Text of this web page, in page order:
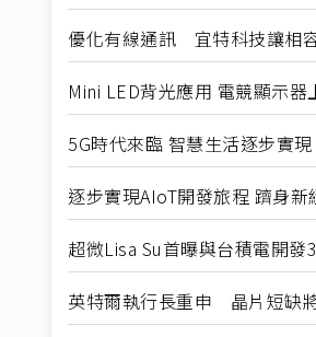
優化有線通訊 宜特科技讓相
Mini LED背光應用 電競顯示器
5G時代來臨 智慧生活逐步實現
逐步實現AIoT開發旅程 躋身新
超微Lisa Su首曝與台積電開
英特爾執行長重申 晶片短缺